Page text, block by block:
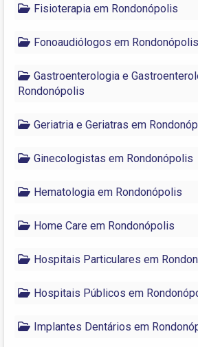
Fisioterapia em Rondonópolis
Fonoaudiólogos em Rondonópolis
Gastroenterologia e
Rondonópolis
Geriatria e Geriatras em
Ginecologistas em Rondonópolis
Hematologia em Rondonópolis
Home Care em Rondonópolis
Hospitais Particulares em
Hospitais Públicos em
Implantes Dentários em